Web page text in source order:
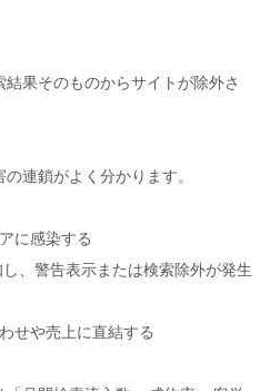
果そのものからサイトが除外さ
連鎖がよく分かります。
に感染する
、警告表示または検索除外が発生
せや売上に直結する